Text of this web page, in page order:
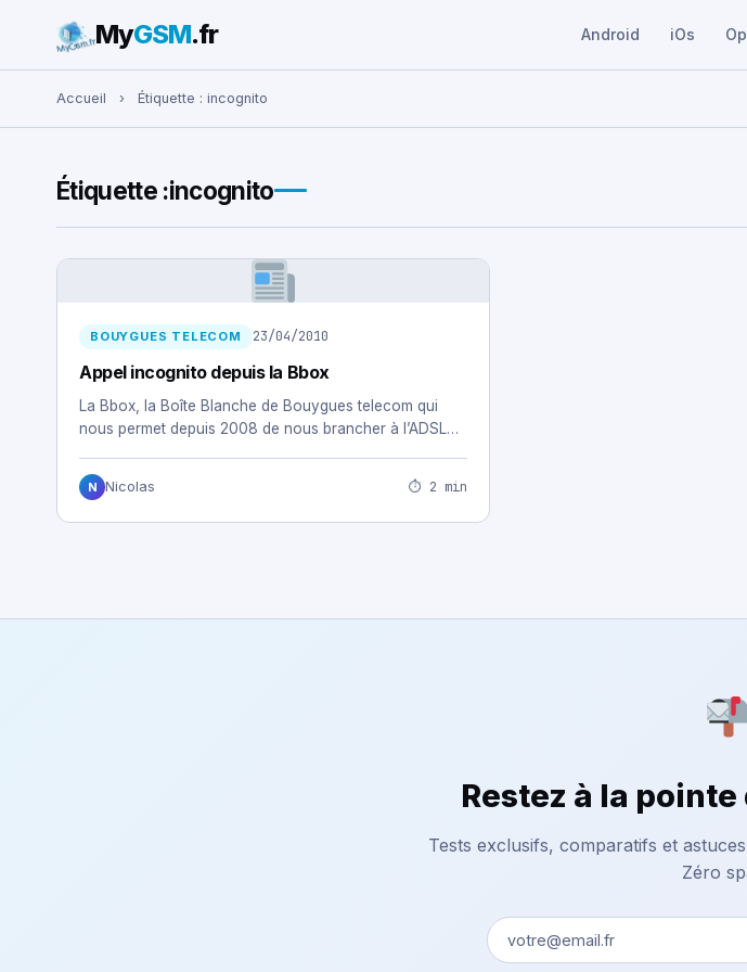
Rechercher :
MyGSM.fr Android iOs
Accueil › Étiquette : incognito
Étiquette :incognito
BOUYGUES TELECOM 23/04/2010
Appel incognito depuis la Bbox
La Bbox, la Boîte Blanche de Bouygues telecom qui
nous permet depuis 2008 de nous brancher à l’ADSL…
N Nicolas ⏱ 2 min
Restez à la
Tests exclusifs, comparatifs et
Zéro